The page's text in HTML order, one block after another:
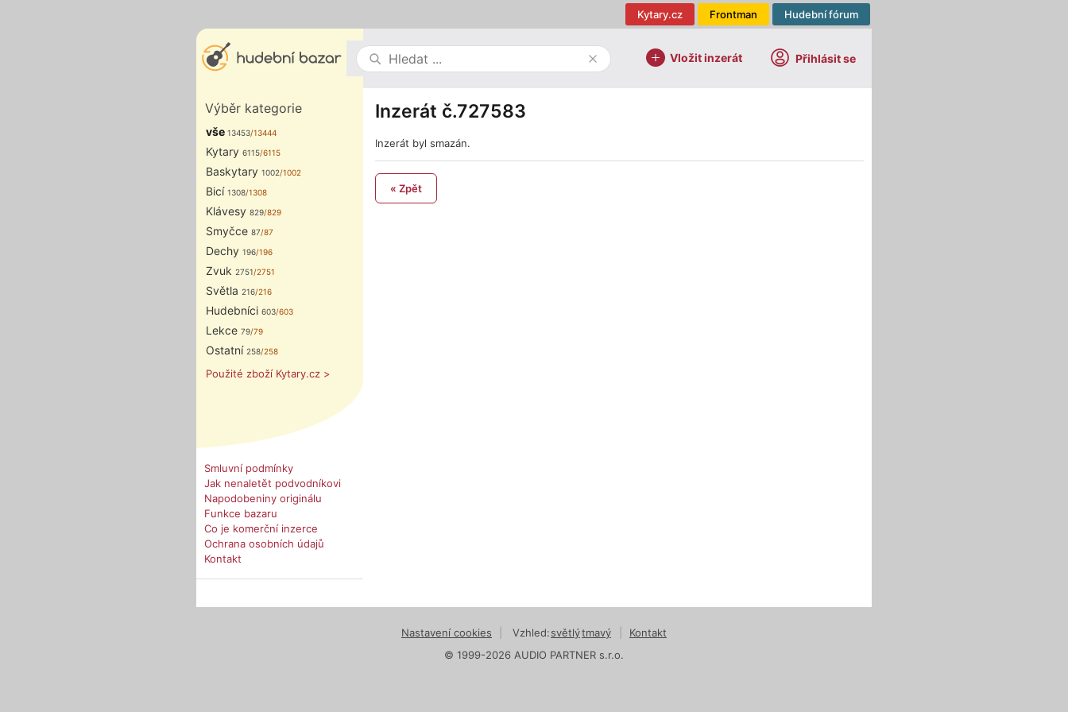
Hudební fórum
Frontman
Kytary.cz
Vložit inzerát Přihlásit se
Výběr kategorie
vše 13453/13444
Kytary 6115/6115
Baskytary 1002/1002
Bicí 1308/1308
Klávesy 829/829
Smyčce 87/87
Dechy 196/196
Zvuk 2751/2751
Světla 216/216
Hudebníci 603/603
Lekce 79/79
Ostatní 258/258
Použité zboží Kytary.cz >
Smluvní podmínky
Jak nenaletět podvodníkovi
Napodobeniny originálu
Funkce bazaru
Co je komerční inzerce
Ochrana osobních údajů
Kontakt
Inzerát č.727583
Inzerát byl smazán.
« Zpět
Nastavení cookies Vzhled:světlýtmavý
Kontakt
© 1999-2026 AUDIO PARTNER s.r.o.